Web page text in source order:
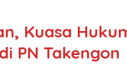
Kuasa
PN Takengon